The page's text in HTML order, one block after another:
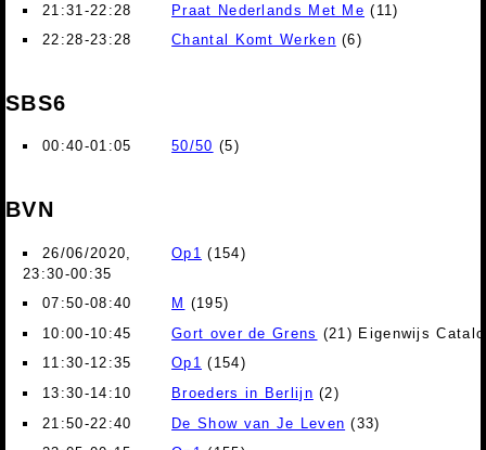
21:31-22:28
Praat Nederlands Met Me (11)
22:28-23:28
Chantal Komt Werken (6)
SBS6
00:40-01:05 50/50 (5)
BVN
26/06/2020,
23:30-00:35
Op1 (154)
07:50-08:40 M (195)
10:00-10:45
Gort over de Grens (21) Eigenwijs
11:30-12:35
Op1 (154)
13:30-14:10
Broeders in Berlijn (2)
21:50-22:40
De Show van Je Leven (33)